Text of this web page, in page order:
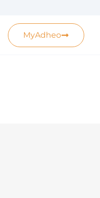
MyAdheo